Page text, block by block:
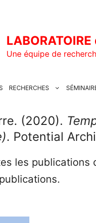
Une équipe de
RECHERCHES
(2020).
. Potential
les publications